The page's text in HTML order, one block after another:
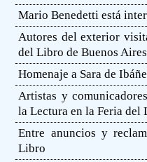
Mario Benedetti está
Autores del exterior
del Libro de Buenos Aires
Homenaje a Sara de
Artistas y
la Lectura en la Feria del
Entre anuncios y
Libro